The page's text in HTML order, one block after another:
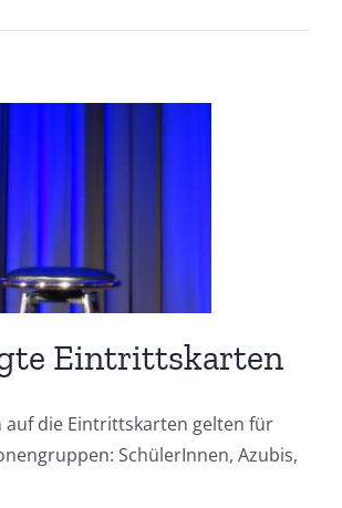
Eintrittskarten
auf die Eintrittskarten gelten für
SchülerInnen, Azubis,